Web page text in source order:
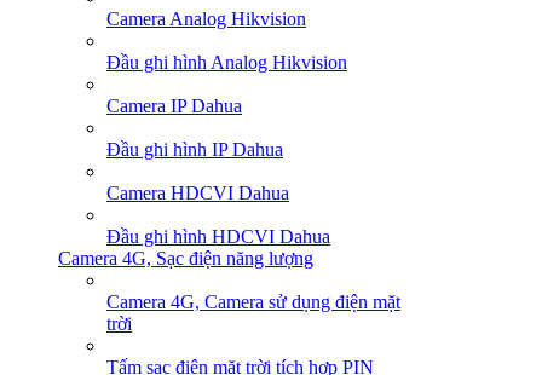
Camera Analog Hikvision
Đầu ghi hình Analog Hikvision
Camera IP Dahua
Đầu ghi hình IP Dahua
Camera HDCVI Dahua
Đầu ghi hình HDCVI Dahua
Camera 4G, Sạc điện năng lượng
Camera 4G, Camera sử dụng điện mặt
trời
Tấm sạc điện mặt trời tích hợp PIN